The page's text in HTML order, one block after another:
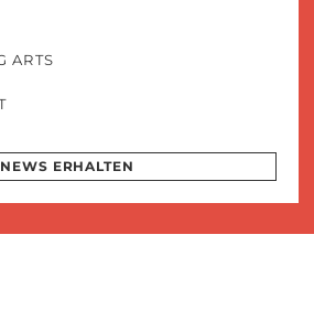
ARTS
NEWS ERHALTEN